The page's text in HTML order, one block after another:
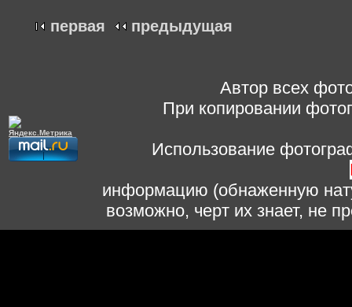
первая предыдущая
Автор всех
При копировании
Использование
информацию (обнаженную
возможно, черт их знает, не